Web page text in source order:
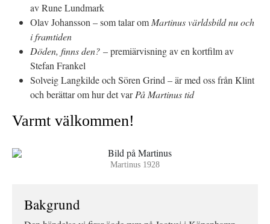
av Rune Lundmark
Olav Johansson – som talar om Martinus världsbild nu och
i framtiden
Döden, finns den? – premiärvisning av en kortfilm av
Stefan Frankel
Solveig Langkilde och Sören Grind – är med oss från Klint
och berättar om hur det varPå Martinus tid
Varmt välkommen!
Martinus 1928
Bakgrund